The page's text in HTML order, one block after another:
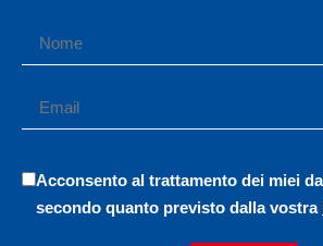
Acconsento al trattamento dei miei
secondo quanto previsto dalla vostra